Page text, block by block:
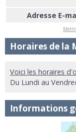
Adresse E-
Horaires de la
Voici les horaires
Du Lundi au
Informations